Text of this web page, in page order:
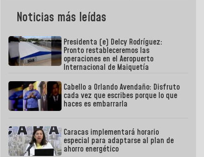
Noticias más leídas
Presidenta (e) Delcy Rodríguez:
Pronto restableceremos las
operaciones en el Aeropuerto
Internacional de Maiquetía
Cabello a Orlando Avendaño: Disfruto
cada vez que escribes porque lo que
haces es embarrarla
Caracas implementará horario
especial para adaptarse al plan de
ahorro energético